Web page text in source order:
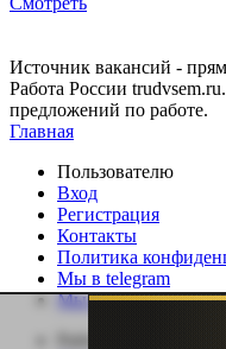
Источник вакансий -
Работа России
предложений по работе.
Главная
Пользователю
Вход
Регистрация
Контакты
Политика
Мы в telegram
Мы в ВК